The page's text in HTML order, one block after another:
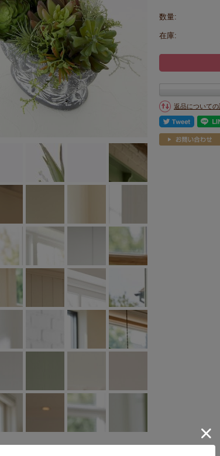
数量:
在庫:
返品について